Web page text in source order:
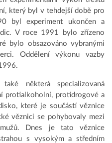
který byl v tehdejší době pro
byl experiment ukončen a
V roce 1991 bylo zřízeno
bylo obsazováno vybranými
Oddělení výkonu vazby
některá specializovaná
protialkoholní, protidrogové a
které je součástí věznice
věznici se pohybovaly mezi
Dnes je tato věznice
s vysokým a středním